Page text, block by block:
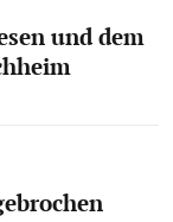
und dem